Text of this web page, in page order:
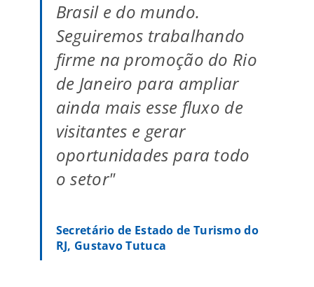
Brasil e do mundo.
Seguiremos trabalhando
firme na promoção do Rio
de Janeiro para ampliar
ainda mais esse fluxo de
visitantes e gerar
oportunidades para todo
o setor"
Secretário de Estado de Turismo do
RJ, Gustavo Tutuca